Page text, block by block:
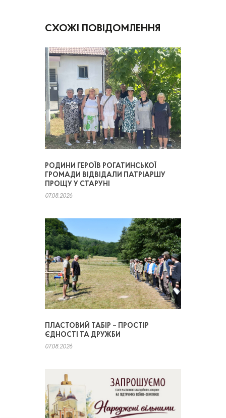
СХОЖІ ПОВІДОМЛЕННЯ
РОДИНИ ГЕРОЇВ РОГАТИНСЬКОЇ
ГРОМАДИ ВІДВІДАЛИ ПАТРІАРШУ
ПРОЩУ У СТАРУНІ
07.08.2026
ПЛАСТОВИЙ ТАБІР – ПРОСТІР
ЄДНОСТІ ТА ДРУЖБИ
07.08.2026